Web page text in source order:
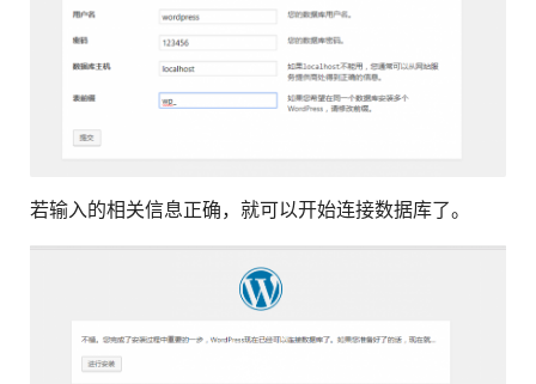
若输入的相关信息正确，就可以开始连接数据库了。